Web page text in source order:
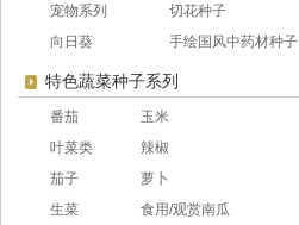
宠物系列
切花种子
向日葵
手绘国风中药材种子
特色蔬菜种子系列
番茄
玉米
叶菜类
辣椒
茄子
萝卜
生菜
食用/观赏南瓜